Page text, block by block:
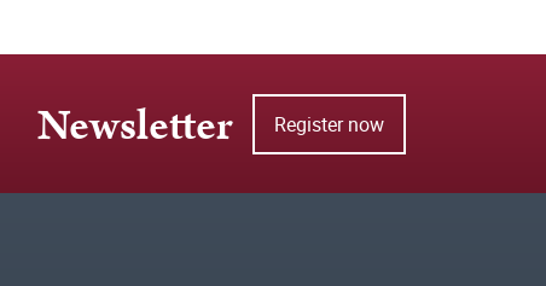
Newsletter Register now